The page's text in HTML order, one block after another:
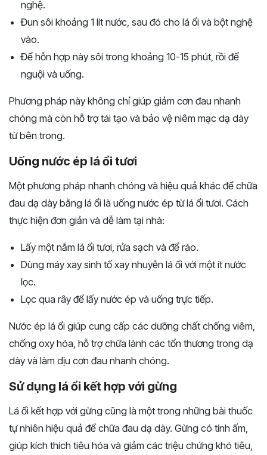
nghệ.
Đun sôi khoảng 1 lít nước, sau đó cho lá ổi và bột nghệ
vào.
Để hỗn hợp này sôi trong khoảng 10-15 phút, rồi để
nguội và uống.
Phương pháp này không chỉ giúp giảm cơn đau nhanh
chóng mà còn hỗ trợ tái tạo và bảo vệ niêm mạc dạ dày
từ bên trong.
Uống nước ép lá ổi tươi
Một phương pháp nhanh chóng và hiệu quả khác để chữa
đau dạ dày bằng lá ổi là uống nước ép từ lá ổi tươi. Cách
thực hiện đơn giản và dễ làm tại nhà:
Lấy một nắm lá ổi tươi, rửa sạch và để ráo.
Dùng máy xay sinh tố xay nhuyễn lá ổi với một ít nước
lọc.
Lọc qua rây để lấy nước ép và uống trực tiếp.
Nước ép lá ổi giúp cung cấp các dưỡng chất chống viêm,
chống oxy hóa, hỗ trợ chữa lành các tổn thương trong dạ
dày và làm dịu cơn đau nhanh chóng.
Sử dụng lá ổi kết hợp với gừng
Lá ổi kết hợp với gừng cũng là một trong những bài thuốc
tự nhiên hiệu quả để chữa đau dạ dày. Gừng có tính ấm,
giúp kích thích tiêu hóa và giảm các triệu chứng khó tiêu,